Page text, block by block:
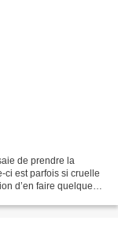
de prendre la
ci est parfois si cruelle
d’en faire quelque